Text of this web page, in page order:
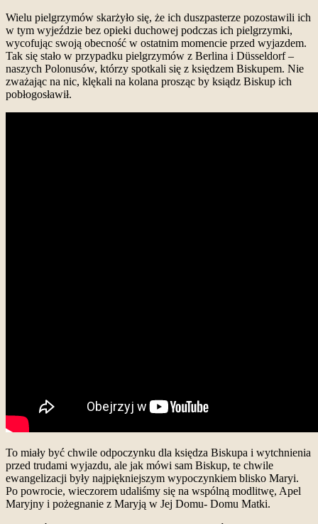
Wielu pielgrzymów skarżyło się, że ich duszpasterze pozostawili ich
w tym wyjeździe bez opieki duchowej podczas ich pielgrzymki,
wycofując swoją obecność w ostatnim momencie przed wyjazdem.
Tak się stało w przypadku pielgrzymów z Berlina i Düsseldorf –
naszych Polonusów, którzy spotkali się z księdzem Biskupem. Nie
zważając na nic, klękali na kolana prosząc by ksiądz Biskup ich
pobłogosławił.
To miały być chwile odpoczynku dla księdza Biskupa i wytchnienia
przed trudami wyjazdu, ale jak mówi sam Biskup, te chwile
ewangelizacji były najpiękniejszym wypoczynkiem blisko Maryi.
Po powrocie, wieczorem udaliśmy się na wspólną modlitwę, Apel
Maryjny i pożegnanie z Maryją w Jej Domu- Domu Matki.